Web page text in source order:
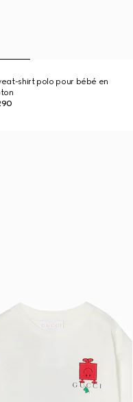
shirt polo pour bébé en